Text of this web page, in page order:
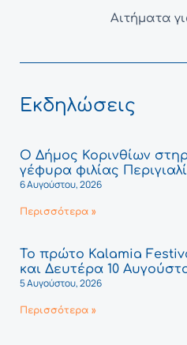
Αιτήματα
Εκδηλώσεις
Ο Δήμος Κορινθίων
γέφυρα φιλίας
6 Αυγούστου, 2026
Περισσότερα »
Το πρώτο Kalamia
και Δευτέρα 10
5 Αυγούστου, 2026
Περισσότερα »